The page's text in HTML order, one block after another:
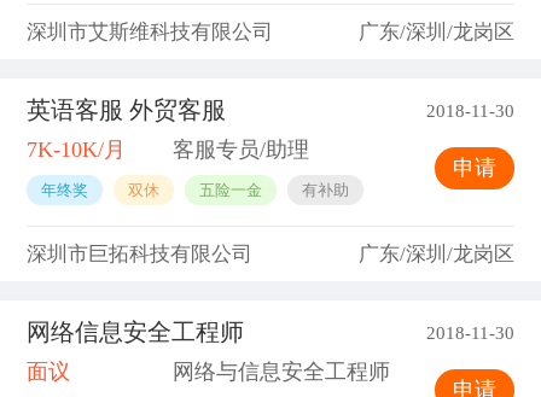
深圳市艾斯维科技有限公司 广东/深圳/龙岗区
英语客服 外贸客服 2018-11-30
7K-10K/月 客服专员/助理
年终奖 双休 五险一金 有补助
申请
深圳市巨拓科技有限公司 广东/深圳/龙岗区
网络信息安全工程师 2018-11-30
面议 网络与信息安全工程师
申请